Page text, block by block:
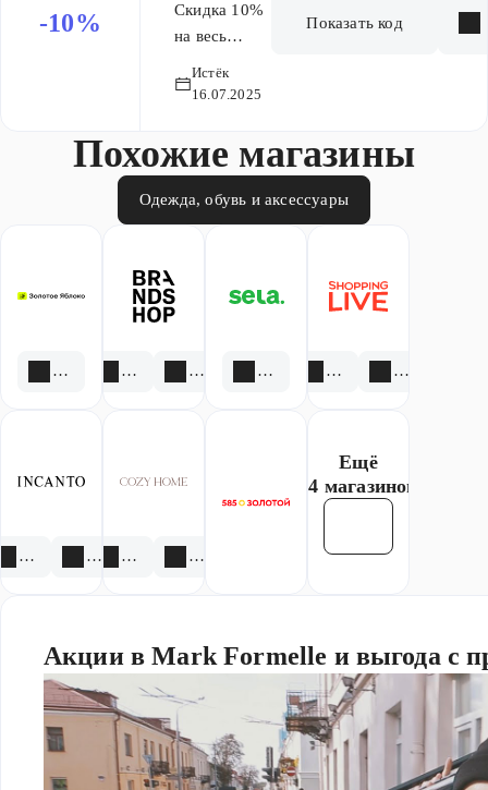
-10% заказ
Скидка 10%
на весь
кроме
Истёк
16.07.2025
Показать код
Похожие магазины
Одежда, обувь и аксессуары
1 скидка 1 акция 2 скидки 3 акции 2 акции 2 скидки
10 акций 2 скидки1 акция 1 скидка
Ещё
14 магазинов
Акции в Mark Formelle и выгода с